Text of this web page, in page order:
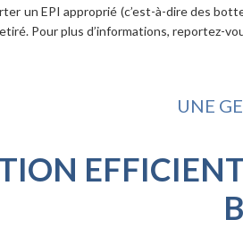
un EPI approprié (c’est-à-dire des
Pour plus d’informations, reportez-
UNE